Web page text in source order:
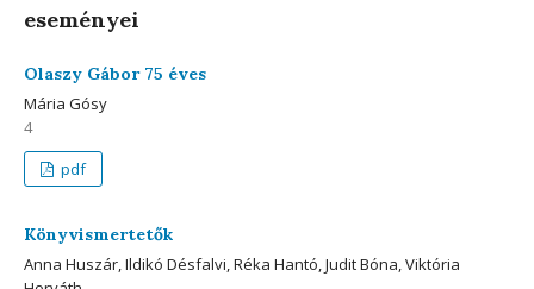
eseményei
Olaszy Gábor 75 éves
Mária Gósy
4
pdf
Könyvismertetők
Anna Huszár, Ildikó Désfalvi, Réka Hantó, Judit Bóna, Viktória